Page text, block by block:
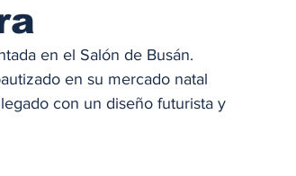
en el Salón de Busán.
en su mercado natal
con un diseño futurista y